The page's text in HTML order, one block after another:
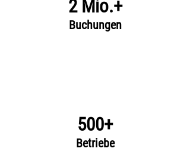
2 Mio.+
Buchungen
500+
Betriebe